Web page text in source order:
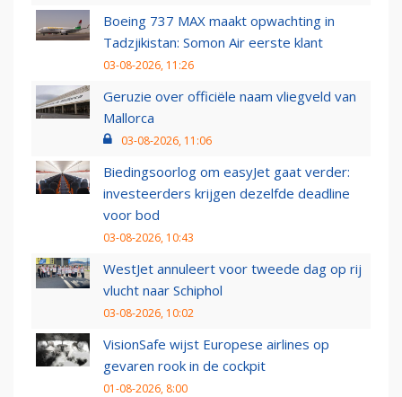
Boeing 737 MAX maakt opwachting in
Tadzjikistan: Somon Air eerste klant
03-08-2026, 11:26
Geruzie over officiële naam vliegveld van
Mallorca
03-08-2026, 11:06
Biedingsoorlog om easyJet gaat verder:
investeerders krijgen dezelfde deadline
voor bod
03-08-2026, 10:43
WestJet annuleert voor tweede dag op rij
vlucht naar Schiphol
03-08-2026, 10:02
VisionSafe wijst Europese airlines op
gevaren rook in de cockpit
01-08-2026, 8:00